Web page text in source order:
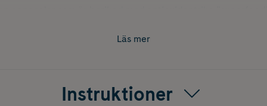
av ginseng, grönt te och vitamin B som boostar
hälsosam hud.
Läs mer
Instruktioner